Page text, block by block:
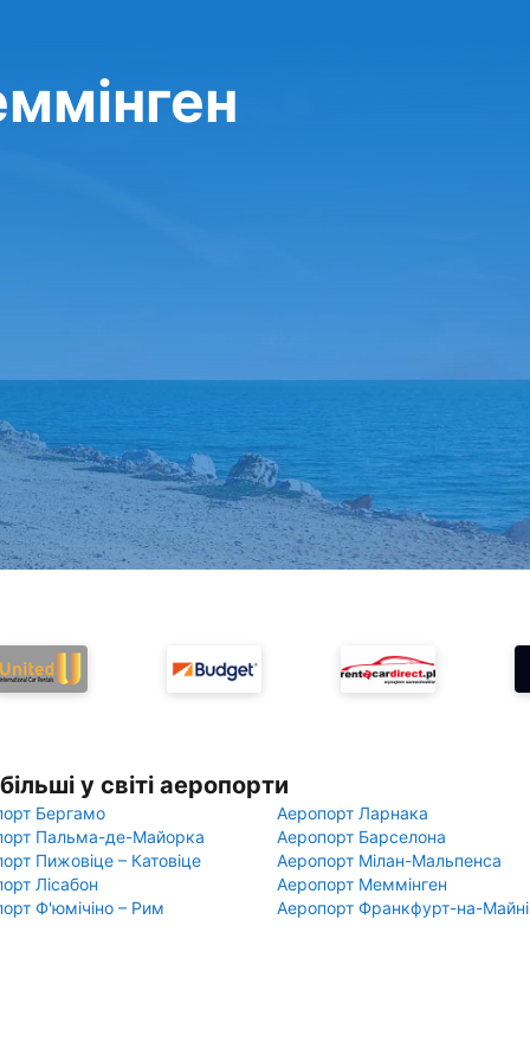
у світі аеропорти
Бергамо
Аеропорт Ларнака
Пальма-де-Майорка
Аеропорт Барселона
Пижовіце – Катовіце
Аеропорт Мілан-Мальпенса
Лісабон
Аеропорт Меммінген
Ф'юмічіно – Рим
Аеропорт Франкфурт-на-Майні